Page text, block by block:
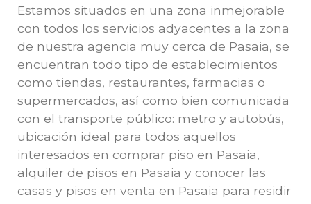
Estamos situados en una zona inmejorable
con todos los servicios adyacentes a la zona
de nuestra agencia muy cerca de Pasaia, se
encuentran todo tipo de establecimientos
como tiendas, restaurantes, farmacias o
supermercados, así como bien comunicada
con el transporte público: metro y autobús,
ubicación ideal para todos aquellos
interesados en comprar piso en Pasaia,
alquiler de pisos en Pasaia y conocer las
casas y pisos en venta en Pasaia para residir